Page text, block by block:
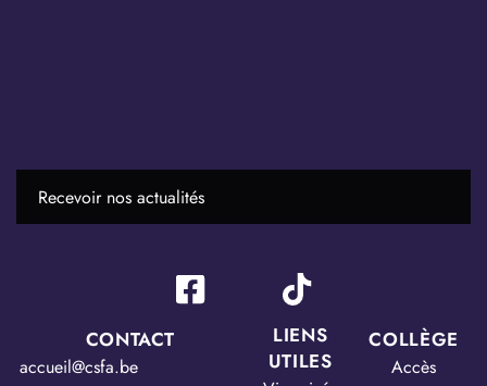
LIENS
UTILES
COLLÈGE
Accès
CONTACT
accueil@csfa.be